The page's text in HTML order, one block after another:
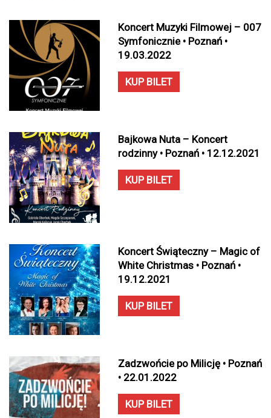
Koncert Muzyki Filmowej – 007
Symfonicznie • Poznań •
19.03.2022
KUP BILET
Bajkowa Nuta – Koncert
rodzinny • Poznań • 12.12.2021
KUP BILET
Koncert Świąteczny – Magic of
White Christmas • Poznań •
19.12.2021
KUP BILET
Zadzwońcie po Milicję • Poznań
• 22.01.2022
KUP BILET